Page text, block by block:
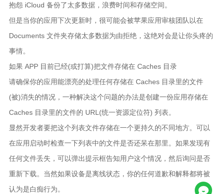
抱怨 iCloud 备份了太多数据，浪费时间和存储空间。
但是当你的应用下次更新时，很可能会被苹果应用审核团队以在
Documents 文件夹存储太多数据为由拒绝，这绝对会是让你头疼的
事情。
如果 APP 目前已经(或打算)把文件存储在 Caches 目录
请确保你的应用能漂亮的处理任何存储在 Caches 目录里的文件
(被)消失的情况，一种解决这个问题的办法是创建一份应用存储在
Caches 目录里的文件的 URL(统一资源定位符) 列表。
显然开发者要把这个列表文件存储在一个更持久的不同地方。可以
在应用启动时检查一下列表中的文件是否还呆在那里。如果发现有
任何文件丢失，可以弹出提示框告知用户这个情况，然后询问是否
重新下载。当然如果设备是离线状态，你的任何道歉和解释都将被
认为是白痴行为。